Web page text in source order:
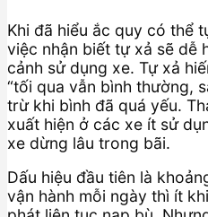
Khi đã hiểu ắc quy có thể
việc nhận biết tự xả sẽ dễ
cảnh sử dụng xe. Tự xả
“tối qua vẫn bình thường,
trừ khi bình đã quá yếu.
xuất hiện ở các xe ít sử
xe dừng lâu trong bãi.
Dấu hiệu đầu tiên là
vận hành mỗi ngày thì ít